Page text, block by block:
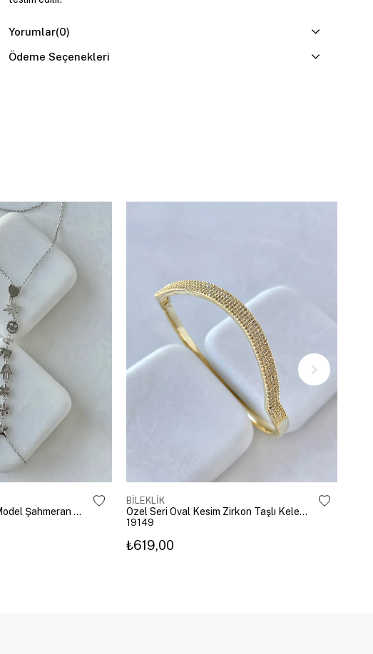
Yorumlar(0)
Ödeme Seçenekleri
Altın Kaplama Emoji Model Şahmeran Gümüş
BİLEKLİK
Özel Seri Oval Kesim Zirkon Taşlı Kelepçe Gold
19149
₺619,00